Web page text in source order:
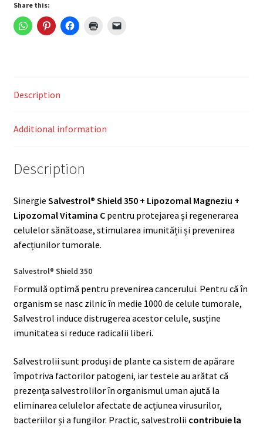
Share this:
Description
Additional information
Description
Sinergie Salvestrol® Shield 350 + Lipozomal Magneziu +
Lipozomal Vitamina Cpentru protejarea și regenerarea
celulelor sănătoase, stimularea imunității și prevenirea
afecțiunilor tumorale.
Salvestrol® Shield 350
Formulă optimă pentru prevenirea cancerului. Pentru că în
organism se nasc zilnic în medie 1000 de celule tumorale,
Salvestrol induce distrugerea acestor celule, susține
imunitatea si reduce radicalii liberi.
Salvestrolii sunt produși de plante ca sistem de apărare
împotriva factorilor patogeni, iar testele au arătat că
prezența salvestrolilor în organismul uman ajută la
eliminarea celulelor afectate de acțiunea virusurilor,
bacteriilor și a fungilor. Practic, salvestrolii contribuie la